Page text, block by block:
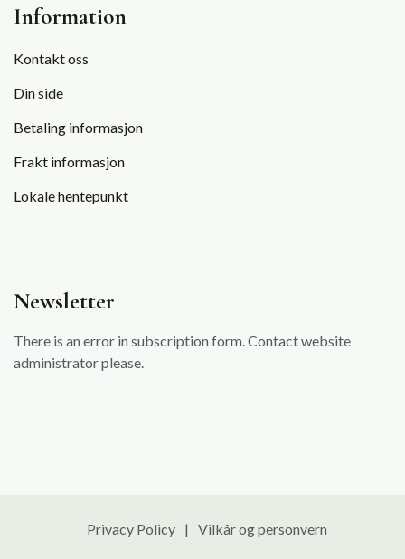
Information
Kontakt oss
Din side
Betaling informasjon
Frakt informasjon
Lokale hentepunkt
Newsletter
There is an error in subscription form. Contact website
administrator please.
Privacy Policy Vilkår og personvern